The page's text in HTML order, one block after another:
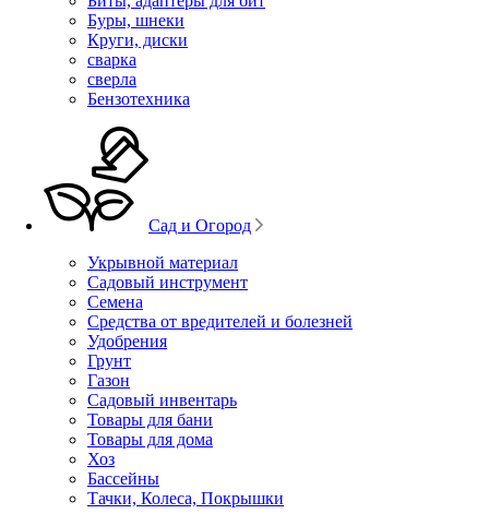
Буры, шнеки
Круги, диски
сварка
сверла
Бензотехника
Сад и Огород
Укрывной материал
Садовый инструмент
Семена
Средства от вредителей и болезней
Удобрения
Грунт
Газон
Садовый инвентарь
Товары для бани
Товары для дома
Хоз
Бассейны
Тачки, Колеса, Покрышки